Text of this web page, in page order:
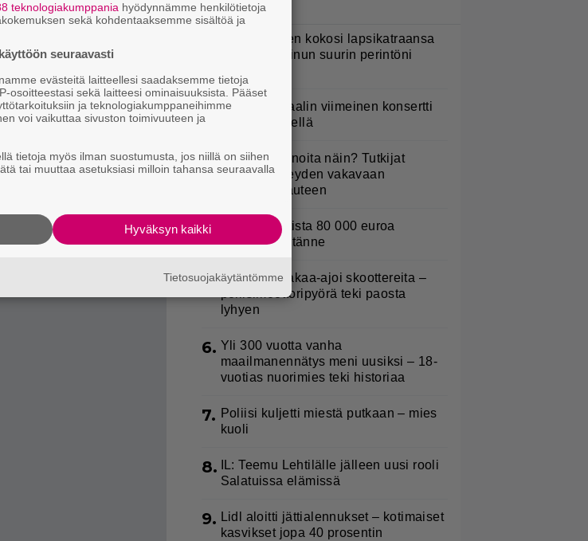
– suuteli
joka huvitti miestä
on juicy pussy, Blanco
Jani Sievinen kokosi lapsikatraansa
yhteen – ”Minun suurin perintöni
2. Eppu Normaalin viimeinen konsertti
esitetään Ylellä
3. Syötkö perunoita näin? Tutkijat
löysivät yhteyden vakavaan
kansansairauteen
4.
Eurojackpotista 80 000 euroa
Suomeen – tänne
5. Virkavalta takaa-ajoi skoottereita –
poliisimoottoripyörä teki paosta
lyhyen
6. Yli 300 vuotta vanha
maailmanennätys meni uusiksi – 18-
vuotias nuorimies teki historiaa
7. Poliisi kuljetti miestä putkaan – mies
kuoli
8.
IL: Teemu Lehtilälle jälleen uusi rooli
Salatuissa elämissä
9. Lidl aloitti jättialennukset – kotimaiset
kasvikset jopa 40 prosentin
teknologiakumppania hyödynnämme henkilötietoja
sekä kohdentaaksemme sisältöä ja
seuraavasti
evästeitä laitteellesi saadaksemme tietoja
osoitteestasi sekä laitteesi ominaisuuksista. Pääset
ja teknologiakumppaneihimme
voi vaikuttaa sivuston toimivuuteen ja
tietoja myös ilman suostumusta, jos niillä on siihen
tai muuttaa asetuksiasi milloin tahansa seuraavalla
Hyväksyn kaikki
Tietosuojakäytäntömme